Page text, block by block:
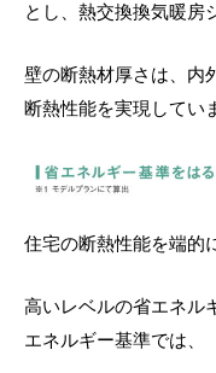
とし、熱交換換気暖房
壁の断熱材厚さは、内
断熱性能を実現してい
住宅の断熱性能を端的
高いレベルの省エネル
エネルギー基準では、